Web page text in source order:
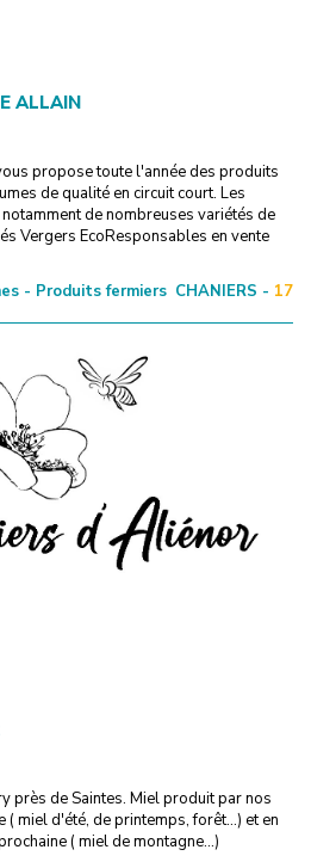
ALLAIN
propose toute l'année des produits
de qualité en circuit court. Les
de nombreuses variétés de
Vergers EcoResponsables en vente
- Produits fermiers CHANIERS - 17
près de Saintes. Miel produit par nos
miel d'été, de printemps, forêt...) et en
( miel de montagne...)